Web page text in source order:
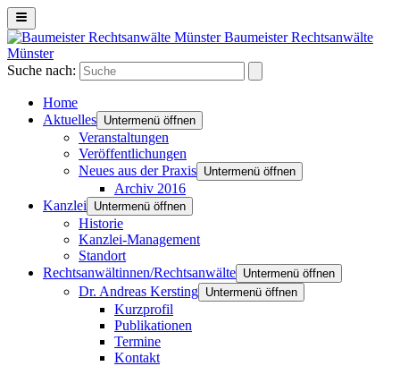
Baumeister Rechtsanwälte
Münster
Suche nach:
Home
Aktuelles Untermenü öffnen
Veranstaltungen
Veröffentlichungen
Neues aus der Praxis Untermenü öffnen
Archiv 2016
Kanzlei
Untermenü öffnen
Historie
Kanzlei-Management
Standort
Rechtsanwältinnen/Rechtsanwälte Untermenü öffnen
Dr. Andreas Kersting Untermenü öffnen
Kurzprofil
Publikationen
Termine
Kontakt